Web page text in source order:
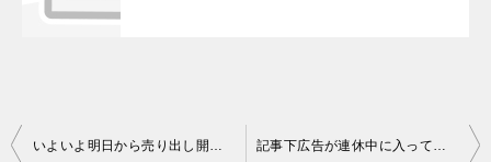
いよいよ明日から売り出し開始です＾＾ 記事下広告が連休中に入っていました８－２